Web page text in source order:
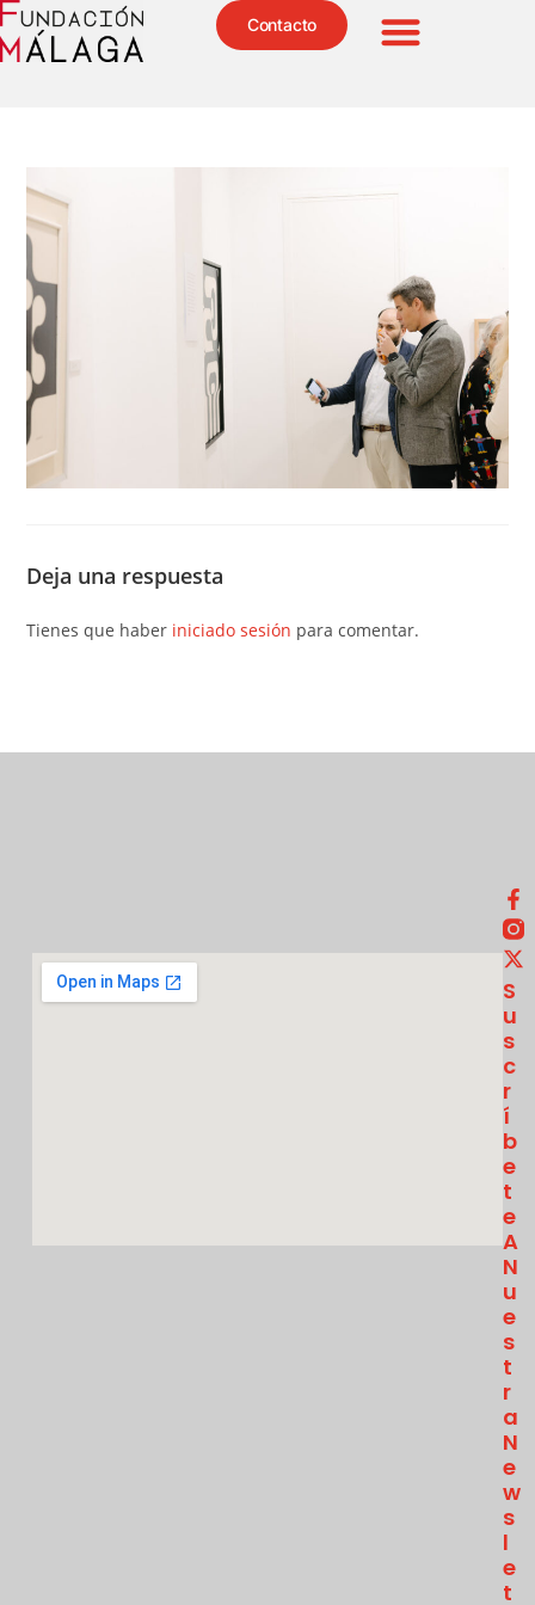
Contacto
Deja una respuesta
Tienes que haber iniciado sesión para comentar.
S
U
S
C
R
Í
B
E
T
E
A
N
U
E
S
T
R
A
N
E
W
S
L
E
T